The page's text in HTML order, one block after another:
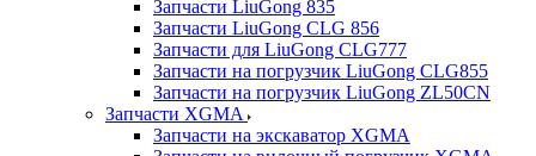
Запчасти LiuGong 835
Запчасти LiuGong CLG 856
Запчасти для LiuGong CLG777
Запчасти на погрузчик LiuGong CLG855
Запчасти на погрузчик LiuGong ZL50CN
Запчасти XGMA
Запчасти на экскаватор XGMA